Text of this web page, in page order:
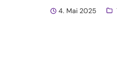
4. Mai 2025